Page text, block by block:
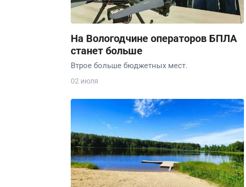
На Вологодчине операторов БПЛА
станет больше
Втрое больше бюджетных мест.
02 июля